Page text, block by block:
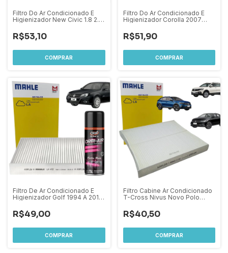
Filtro Do Ar Condicionado E
Higienizador New Civic 1.8 2.0
R$53,10
Filtro Do Ar Condicionado E
Higienizador Corolla 2007
R$51,90
Filtro De Ar Condicionado E
Higienizador Golf 1994 A 2011
Classic Polo Van Audi A3 1996
A 2006 Mahle
R$49,00
Filtro Cabine Ar Condicionado
T-Cross Nivus Novo Polo
R$40,50